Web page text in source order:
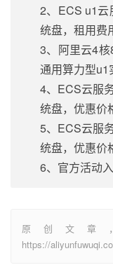
2、ECS u1云
统盘，租用费
3、阿里云4
通用算力型u1
4、ECS云服
统盘，优惠价
5、ECS云服
统盘，优惠价
6、官方活动
原创文章
https://